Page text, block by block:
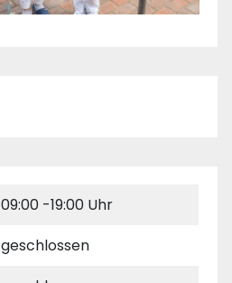
09:00 -19:00 Uhr
geschlossen